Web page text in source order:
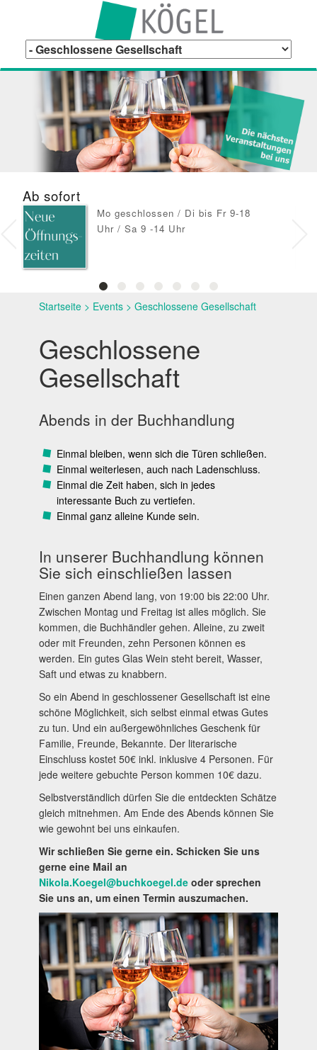
Ab sofort
Mo geschlossen / Di bis Fr 9-18
Uhr / Sa 9 -14 Uhr
Startseite > Events > Geschlossene Gesellschaft
Geschlossene
Gesellschaft
Abends in der Buchhandlung
Einmal bleiben, wenn sich die Türen schließen.
Einmal weiterlesen, auch nach Ladenschluss.
Einmal die Zeit haben, sich in jedes
interessante Buch zu vertiefen.
Einmal ganz alleine Kunde sein.
In unserer Buchhandlung können
Sie sich einschließen lassen
Einen ganzen Abend lang, von 19:00 bis 22:00 Uhr.
Zwischen Montag und Freitag ist alles möglich. Sie
kommen, die Buchhändler gehen. Alleine, zu zweit
oder mit Freunden, zehn Personen können es
werden. Ein gutes Glas Wein steht bereit, Wasser,
Saft und etwas zu knabbern.
So ein Abend in geschlossener Gesellschaft ist eine
schöne Möglichkeit, sich selbst einmal etwas Gutes
zu tun. Und ein außergewöhnliches Geschenk für
Familie, Freunde, Bekannte. Der literarische
Einschluss kostet 50€ inkl. inklusive 4 Personen. Für
jede weitere gebuchte Person kommen 10€ dazu.
Selbstverständlich dürfen Sie die entdeckten Schätze
gleich mitnehmen. Am Ende des Abends können Sie
wie gewohnt bei uns einkaufen.
Wir schließen Sie gerne ein. Schicken Sie uns
gerne eine Mail an
Nikola.Koegel@buchkoegel.de oder sprechen
Sie uns an, um einen Termin auszumachen.